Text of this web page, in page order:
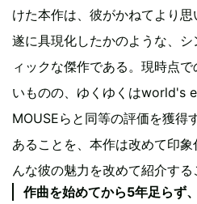
けた本作は、彼がかねてより
遂に具現化したかのような、
ィックな傑作である。現時点
いものの、ゆくゆくはworld's
MOUSEらと同等の評価を獲得
あることを、本作は改めて印
んな彼の魅力を改めて紹介する
作曲を始めてから5年足らず